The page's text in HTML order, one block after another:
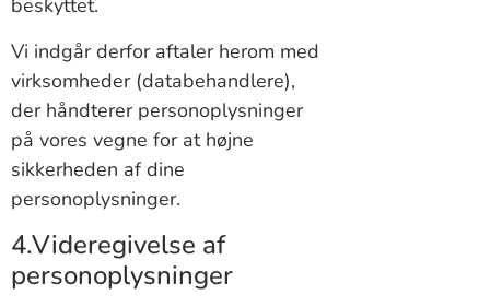
beskyttet.
Vi indgår derfor aftaler herom med
virksomheder (databehandlere),
der håndterer personoplysninger
på vores vegne for at højne
sikkerheden af dine
personoplysninger.
4.Videregivelse af
personoplysninger